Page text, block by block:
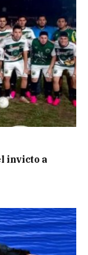
invicto a